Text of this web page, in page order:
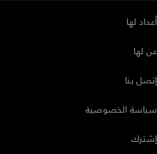
أعداد لها
عن لها
إتصل بنا
سياسة الخصوصية
إشترك